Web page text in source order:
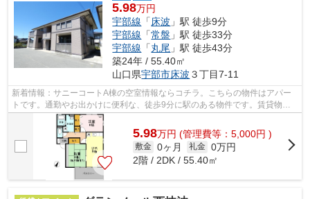
5.98万円
宇部線 「床波 」駅 徒歩9分
宇部線 「常盤 」駅 徒歩33分
宇部線 「丸尾 」駅 徒歩43分
築24年 / 55.40㎡
山口県宇部市床波 ３丁目7-11
新着情報：サニーコートA棟の空室情報ならコチラ。こちらの物件はアパー
トです。通勤やお出かけに便利な、徒歩9分に駅のある物件です。賃貸物件
のことなら、豊富な物件情報を取り扱う...
5.98万円 (管理費等：5,000円 )
敷金 0ヶ月 礼金 0万円
2階 / 2DK / 55.40㎡